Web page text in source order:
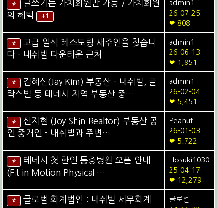
⭐
글쓰기는 가치회원만 가능 / 가치회원
의 혜택
+1
admin1
26-07-25
❤ 808
⭐
고급 일식 레스토랑 새주인을 찾습니
다 - 내쉬빌 다운타운 근처
admin1
26-06-13
❤ 1,851
⭐
김혜선(Jay Kim) 부동산 - 내쉬빌, 클
락스빌 등 테네시 지역 부동산 중…
admin1
26-02-04
❤ 5,451
⭐
신지현 (Joy Shin Realtor) 부동산 공
인 중개인 - 내쉬빌과 주변…
Peanut
26-01-03
❤ 5,722
⭐
테네시 첫 한인 통증병원 오픈 안내
(Fit in Motion Physical …
Hosuki1030
25-04-17
❤ 12,279
⭐
글로벌 회계법인 : 내쉬빌 세무회계
글로벌